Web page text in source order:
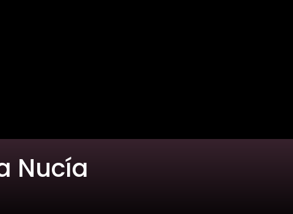
Nucía